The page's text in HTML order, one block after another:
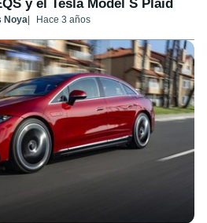
y el Tesla Model S Plaid
Noya Hace 3 años